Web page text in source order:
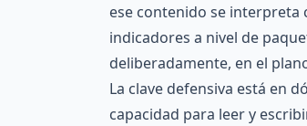
ese contenido se interpreta
indicadores a nivel de
deliberadamente, en el
La clave defensiva está en
capacidad para leer y